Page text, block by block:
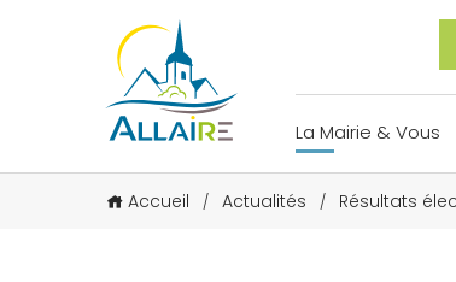
La Mairie & Vous
Accueil / Actualités / Résultats